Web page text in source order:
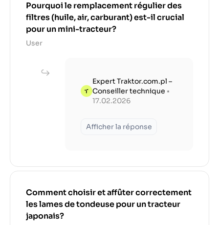
Pourquoi le remplacement régulier des
filtres (huile, air, carburant) est-il crucial
pour un mini-tracteur?
User
Expert Traktor.com.pl –
Conseiller technique •
17.02.2026
Afficher la réponse
Comment choisir et affûter correctement
les lames de tondeuse pour un tracteur
japonais?